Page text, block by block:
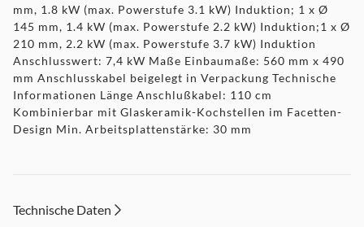
mm, 1.8 kW (max. Powerstufe 3.1 kW) Induktion; 1 x Ø
145 mm, 1.4 kW (max. Powerstufe 2.2 kW) Induktion;1 x Ø
210 mm, 2.2 kW (max. Powerstufe 3.7 kW) Induktion
Anschlusswert: 7,4 kW Maße Einbaumaße: 560 mm x 490
mm Anschlusskabel beigelegt in Verpackung Technische
Informationen Länge Anschlußkabel: 110 cm
Kombinierbar mit Glaskeramik-Kochstellen im Facetten-
Design Min. Arbeitsplattenstärke: 30 mm
Technische Daten